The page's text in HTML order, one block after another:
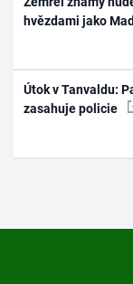
hvězdami jako
Útok v Tanvaldu:
zasahuje policie